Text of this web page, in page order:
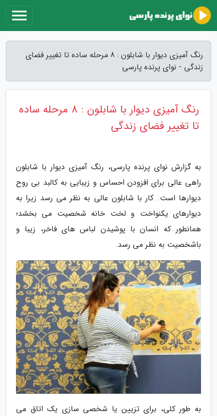
رنگ آمیزی دیوار با شابلون : 8 مرحله ساده تا تغییر فضای
زندگی - نوای پرنده پارسی
رنگ آمیزی دیوار با شابلون : 8 مرحله ساده
تا تغییر فضای زندگی
به گزارش نوای پرنده پارسی، رنگ آمیزی دیوار با شابلون
راهی عالی برای افزودن احساس و زیبایی به کالبد بی روح
دیوارها است. کار با شابلون عالی به نظر می رسد زیرا به
دیوارهای یکنواخت و لخت خانه شخصیت می بخشد؛
همانطور که انسان با پوشیدن لباس های فاخر، زیبا و
باشخصیت به نظر می رسد.
به طور کلی، برای تزیین یا شخصی سازی یک اتاق می